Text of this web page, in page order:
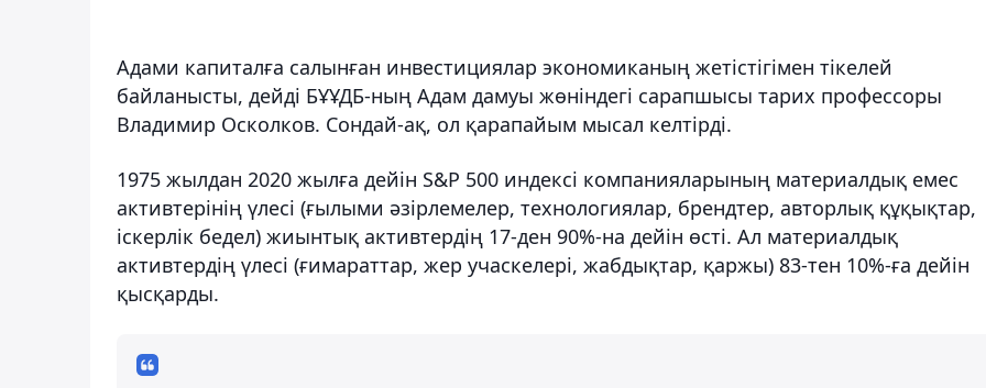
Адами капиталға салынған инвестициялар экономиканың жетістігімен тікелей
байланысты, дейді БҰҰДБ-ның Адам дамуы жөніндегі сарапшысы тарих профессоры
Владимир Осколков. Сондай-ақ, ол қарапайым мысал келтірді.
1975 жылдан 2020 жылға дейін S&P 500 индексі компанияларының материалдық емес
активтерінің үлесі (ғылыми әзірлемелер, технологиялар, брендтер, авторлық құқықтар,
іскерлік бедел) жиынтық активтердің 17-ден 90%-на дейін өсті. Ал материалдық
активтердің үлесі (ғимараттар, жер учаскелері, жабдықтар, қаржы) 83-тен 10%-ға дейін
қысқарды.